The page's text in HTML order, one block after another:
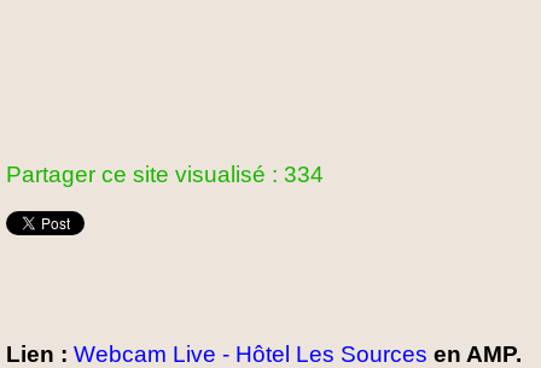
Partager ce site visualisé : 334
Lien : Webcam Live - Hôtel Les Sources en AMP.